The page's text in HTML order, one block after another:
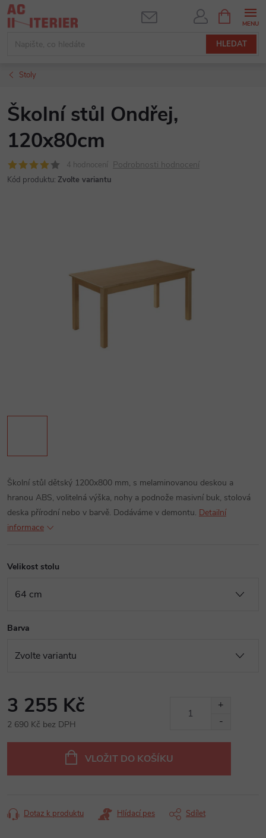
Přejít
na
HLEDAT
NÁKUPNÍ
KOŠÍK
Stoly
Školní stůl Ondřej,
120x80cm
4 hodnocení Podrobnosti hodnocení
Kód produktu: Zvolte variantu
Školní stůl dětský 1200x800 mm, s melaminovanou deskou a
hranou ABS, volitelná výška, nohy a podnože masivní buk, stolová
deska přírodní nebo v barvě. Dodáváme v demontu. Detailní
informace
Velikost stolu
Barva
3 255 Kč
2 690 Kč bez DPH
VLOŽIT DO KOŠÍKU
Dotaz k produktu Hlídací pes Sdílet